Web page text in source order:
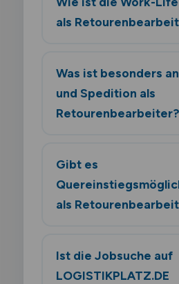
als
Was ist besonders
und Spedition als
Retourenbearbeiter?
Gibt es
als
Ist die Jobsuche auf
LOGISTIKPLATZ.DE